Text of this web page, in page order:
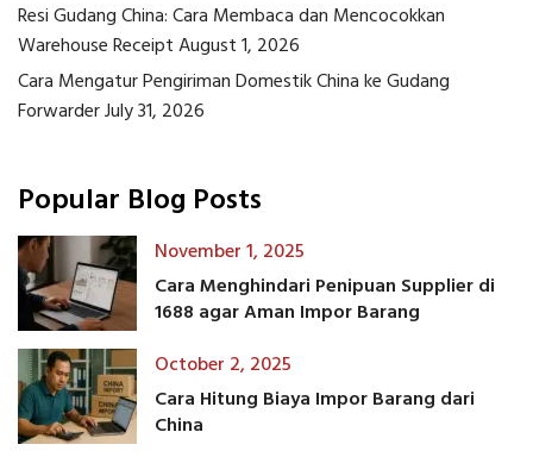
Resi Gudang China: Cara Membaca dan Mencocokkan
Warehouse ReceiptAugust 1, 2026
Cara Mengatur Pengiriman Domestik China ke Gudang
ForwarderJuly 31, 2026
Popular Blog Posts
November 1, 2025
Cara Menghindari Penipuan Supplier di
1688 agar Aman Impor Barang
October 2, 2025
Cara Hitung Biaya Impor Barang dari
China